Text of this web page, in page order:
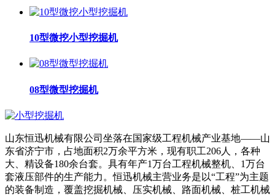
10型微挖小型挖掘机
08型微型挖掘机
山东恒迅机械有限公司坐落在国家级工程机械产业基地——山
东省济宁市，占地面积2万余平方米，现有职工206人，各种
大、精设备180余台套。具有年产1万台工程机械整机、1万台
套液压部件的生产能力。恒迅机械主营业务是以“工程”为主题
的装备制造，覆盖挖掘机械、压实机械、路面机械、桩工机械